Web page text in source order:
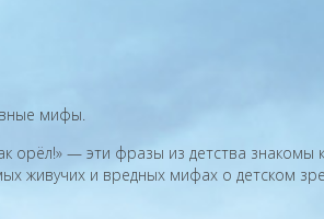
мифы.
орёл!» — эти фразы из детства
живучих и вредных мифах о детском